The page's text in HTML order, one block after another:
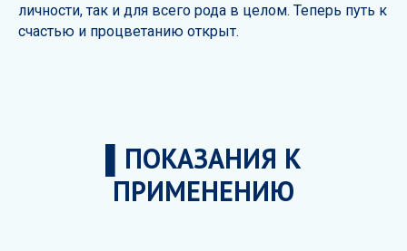
личности, так и для всего рода в целом. Теперь путь к
счастью и процветанию открыт.
▌ПОКАЗАНИЯ К
ПРИМЕНЕНИЮ